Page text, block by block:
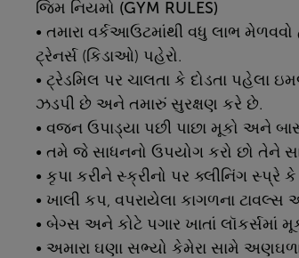
જિમ નિયમો (GYM RULES)
• તમારા વર્કઆઉટમાંથી વધુ લાભ
ટ્રેનર્સ (કિડાઓ) પહેરો.
• ટ્રેડમિલ પર ચાલતા કે દોડતા પહેલા
ઝડપી છે અને તમારું સુરક્ષણ કરે છે.
• વજન ઉપાડ્યા પછી પાછા મૂકો અને
• તમે જે સાધનનો ઉપયોગ કરો છો તેને
• કૃપા કરીને સ્ક્રીનો પર ક્લીનિંગ સ્પ્રે
• ખાલી કપ, વપરાયેલા કાગળના ટાવલ્સ
• બેગ્સ અને કોટે પગાર ખાતાં લૉકર્સમાં
• અમારા ઘણા સભ્યો કેમેરા સામે